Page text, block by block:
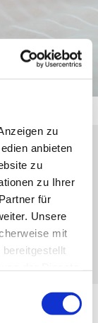
zu
anbieten
zu
zu Ihrer
für
Unsere
mit
19:30
4,